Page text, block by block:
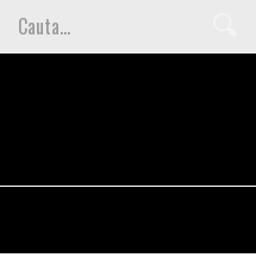
lui Nea Marin: somajul